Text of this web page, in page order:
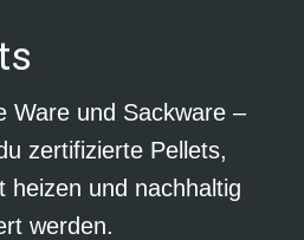
Ware und Sackware –
zertifizierte Pellets,
heizen und nachhaltig
werden.